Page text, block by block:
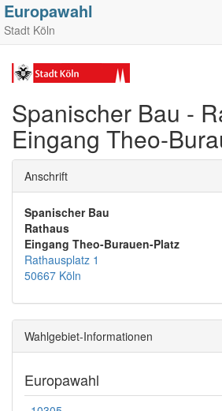
Europawahl
Stadt Köln
Spanischer Bau -
Eingang Theo-
Anschrift
Spanischer Bau
Rathaus
Eingang Theo-Burauen-Platz
Rathausplatz 1
50667 Köln
Wahlgebiet-Informationen
Europawahl